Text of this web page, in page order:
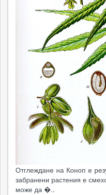
Отглеждане на Коноп е
забранени растения е
може да �..